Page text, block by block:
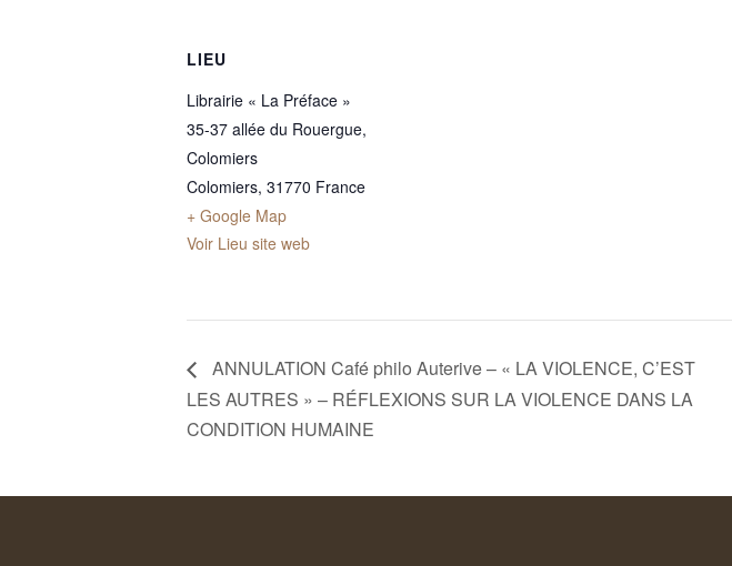
LIEU
Librairie « La Préface »
35-37 allée du Rouergue,
Colomiers
Colomiers, 31770 France
+ Google Map
Voir Lieu site web
ANNULATION Café philo Auterive – « LA VIOLENCE, C’EST
LES AUTRES » – RÉFLEXIONS SUR LA VIOLENCE DANS LA
CONDITION HUMAINE